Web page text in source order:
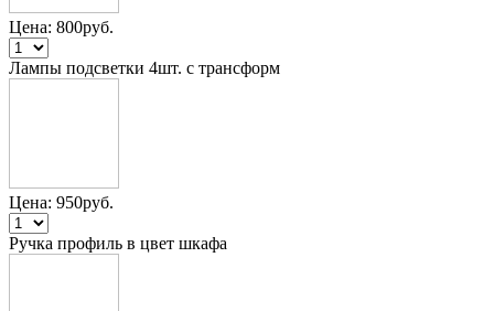
Цена: 800руб.
Лампы подсветки 4шт. с трансформ
Цена: 950руб.
Ручка профиль в цвет шкафа